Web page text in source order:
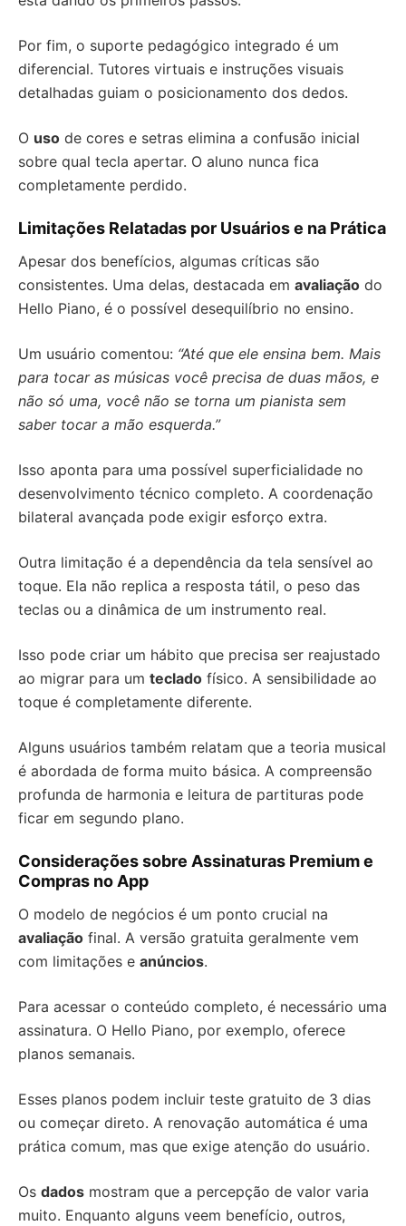
Por fim, o suporte pedagógico integrado é um
diferencial. Tutores virtuais e instruções visuais
detalhadas guiam o posicionamento dos dedos.
O uso de cores e setras elimina a confusão inicial
sobre qual tecla apertar. O aluno nunca fica
completamente perdido.
Limitações Relatadas por Usuários e na Prática
Apesar dos benefícios, algumas críticas são
consistentes. Uma delas, destacada em avaliação do
Hello Piano, é o possível desequilíbrio no ensino.
Um usuário comentou: “Até que ele ensina bem. Mais
para tocar as músicas você precisa de duas mãos, e
não só uma, você não se torna um pianista sem
saber tocar a mão esquerda.”
Isso aponta para uma possível superficialidade no
desenvolvimento técnico completo. A coordenação
bilateral avançada pode exigir esforço extra.
Outra limitação é a dependência da tela sensível ao
toque. Ela não replica a resposta tátil, o peso das
teclas ou a dinâmica de um instrumento real.
Isso pode criar um hábito que precisa ser reajustado
ao migrar para um teclado físico. A sensibilidade ao
toque é completamente diferente.
Alguns usuários também relatam que a teoria musical
é abordada de forma muito básica. A compreensão
profunda de harmonia e leitura de partituras pode
ficar em segundo plano.
Considerações sobre Assinaturas Premium e
Compras no App
O modelo de negócios é um ponto crucial na
avaliação final. A versão gratuita geralmente vem
com limitações e anúncios.
Para acessar o conteúdo completo, é necessário uma
assinatura. O Hello Piano, por exemplo, oferece
planos semanais.
Esses planos podem incluir teste gratuito de 3 dias
ou começar direto. A renovação automática é uma
prática comum, mas que exige atenção do usuário.
Os dados mostram que a percepção de valor varia
muito. Enquanto alguns veem benefício, outros,